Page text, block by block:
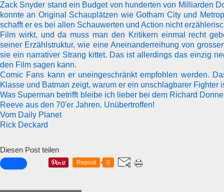
Zack Snyder stand ein Budget von hunderten von Milliarden
konnte an Original Schauplätzen wie Gotham City und
schafft er es bei allen Schauwerten und Action nicht
Film wirkt, und da muss man den Kritikern einmal recht
seiner Erzählstruktur, wie eine Aneinanderreihung von
sie ein narrativer Strang kittet. Das ist allerdings das einzig
den Film sagen kann.
Comic Fans kann er uneingeschränkt empfohlen werden.
Klasse und Batman zeigt, warum er ein unschlagbarer Fighter
Was Superman betrifft bleibe ich lieber bei dem Richard
Reeve aus den 70'er Jahren. Unübertroffen!
Vom Daily Planet
Rick Deckard
Diesen Post teilen
Repost 0